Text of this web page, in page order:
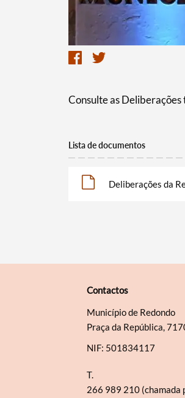
Filtros
Consulte as
Lista de documentos
Deliberações da
Contactos
Município de Redondo
Praça da República,
NIF: 501834117
T.
266 989 210 (chamada